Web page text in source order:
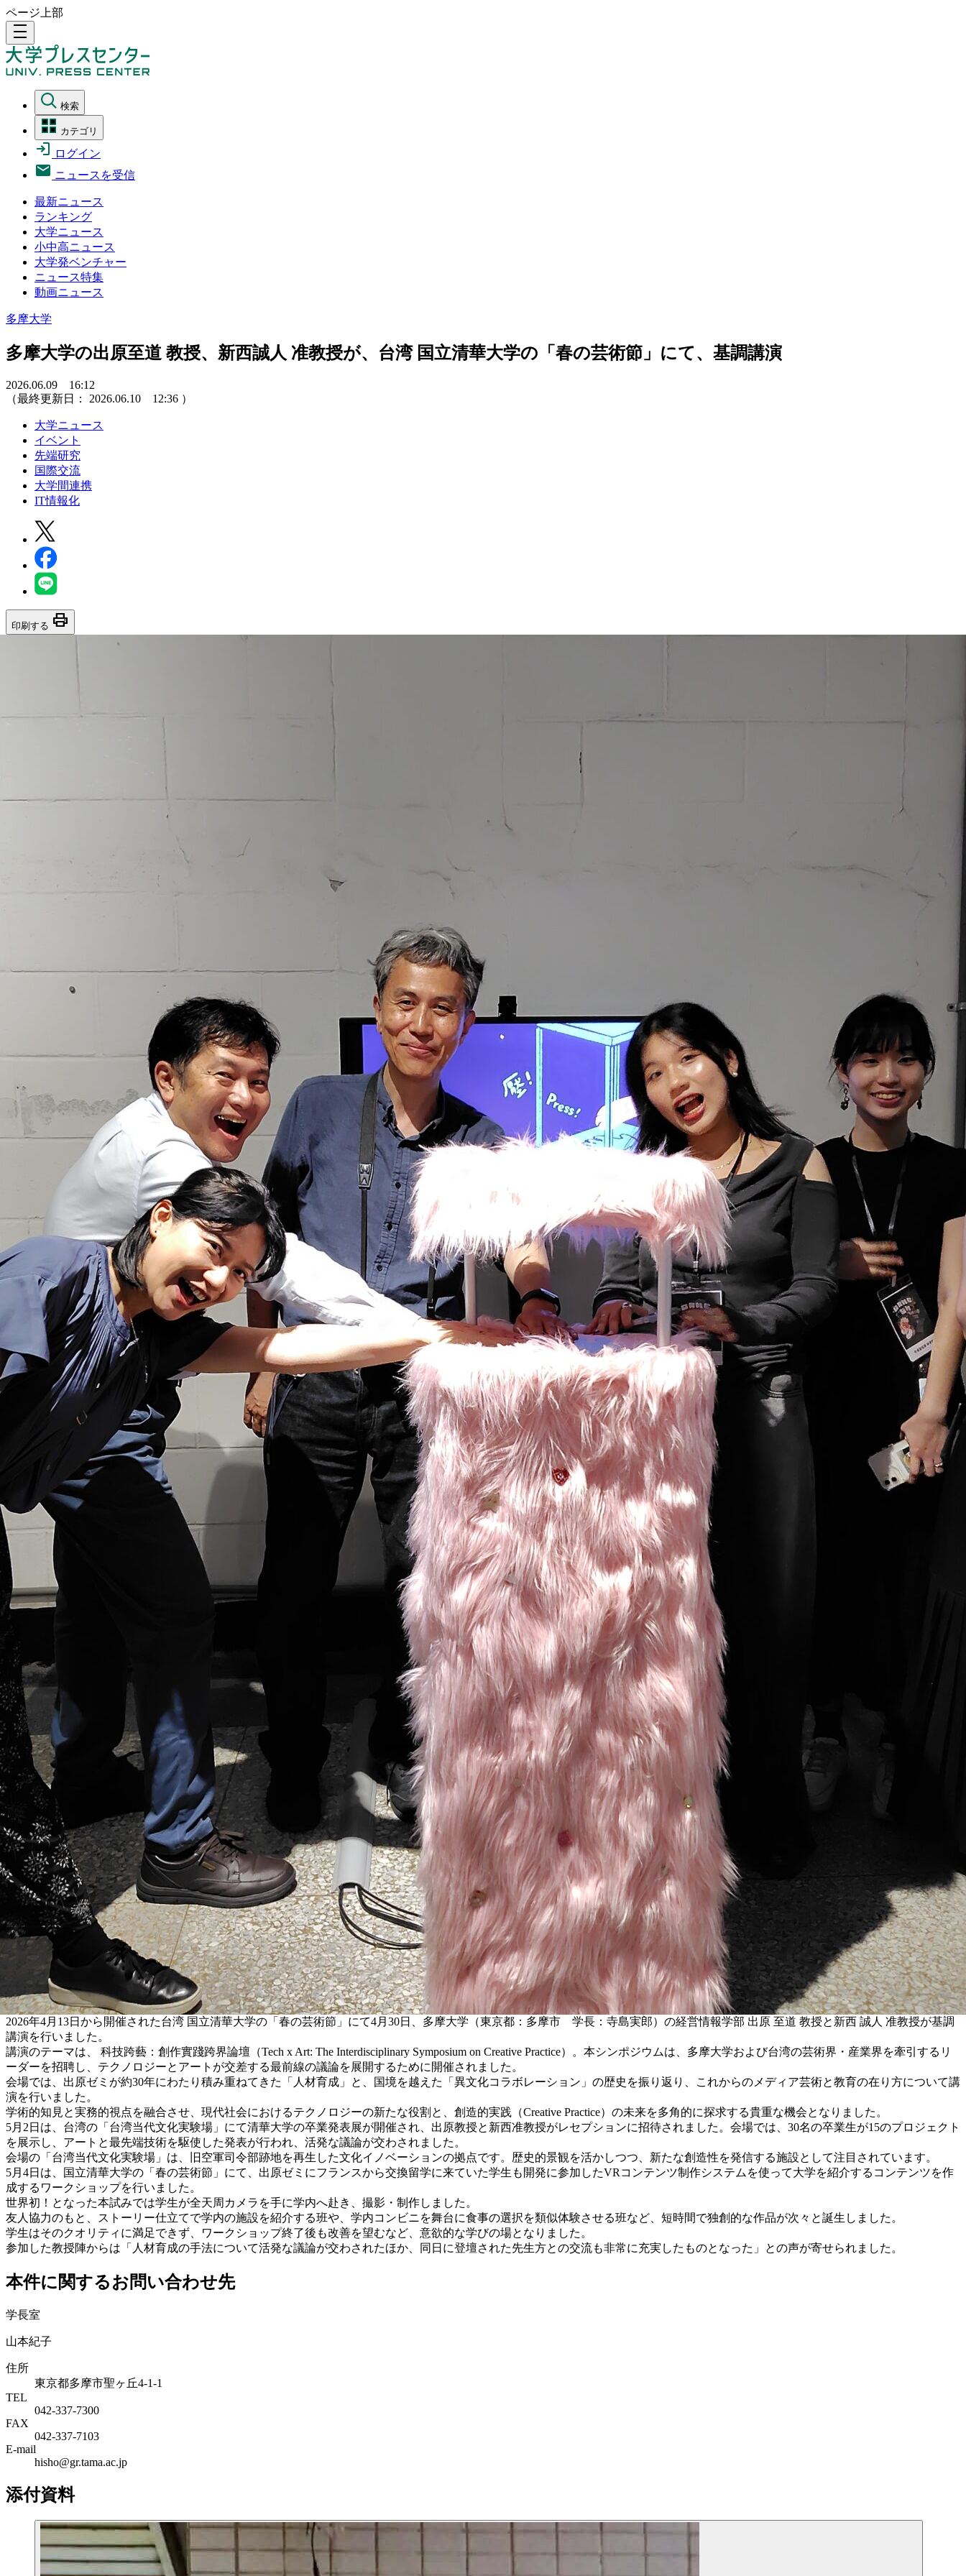
ページ上部
density_medium
検索
カテゴリ
ログイン
ニュースを受信
最新ニュース
ランキング
大学ニュース
小中高ニュース
大学発ベンチャー
ニュース特集
動画ニュース
多摩大学
多摩大学の出原至道 教授、新西誠人 准教授が、台湾 国立清華大学の「春の芸術節」にて、基調講演
2026.06.09 16:12
（最終更新日： 2026.06.10 12:36 ）
大学ニュース
イベント
先端研究
国際交流
大学間連携
IT情報化
印刷する print
2026年4月13日から開催された台湾 国立清華大学の「春の芸術節」にて4月30日、多摩大学（東京都：多摩市 学長：寺島実郎）の経営情報学部 出原 至道 教授と新西 誠人 准教授が基調
講演を行いました。
講演のテーマは、 科技跨藝：創作實踐跨界論壇（Tech x Art: The Interdisciplinary Symposium on Creative Practice）。本シンポジウムは、多摩大学および台湾の芸術界・産業界を牽引するリ
ーダーを招聘し、テクノロジーとアートが交差する最前線の議論を展開するために開催されました。
会場では、出原ゼミが約30年にわたり積み重ねてきた「人材育成」と、国境を越えた「異文化コラボレーション」の歴史を振り返り、これからのメディア芸術と教育の在り方について講
演を行いました。
学術的知見と実務的視点を融合させ、現代社会におけるテクノロジーの新たな役割と、創造的実践（Creative Practice）の未来を多角的に探求する貴重な機会となりました。
5月2日は、台湾の「台湾当代文化実験場」にて清華大学の卒業発表展が開催され、出原教授と新西准教授がレセプションに招待されました。会場では、30名の卒業生が15のプロジェクト
を展示し、アートと最先端技術を駆使した発表が行われ、活発な議論が交わされました。
会場の「台湾当代文化実験場」は、旧空軍司令部跡地を再生した文化イノベーションの拠点です。歴史的景観を活かしつつ、新たな創造性を発信する施設として注目されています。
5月4日は、国立清華大学の「春の芸術節」にて、出原ゼミにフランスから交換留学に来ていた学生も開発に参加したVRコンテンツ制作システムを使って大学を紹介するコンテンツを作
成するワークショップを行いました。
世界初！となった本試みでは学生が全天周カメラを手に学内へ赴き、撮影・制作しました。
友人協力のもと、ストーリー仕立てで学内の施設を紹介する班や、学内コンビニを舞台に食事の選択を類似体験させる班など、短時間で独創的な作品が次々と誕生しました。
学生はそのクオリティに満足できず、ワークショップ終了後も改善を望むなど、意欲的な学びの場となりました。
参加した教授陣からは「人材育成の手法について活発な議論が交わされたほか、同日に登壇された先生方との交流も非常に充実したものとなった」との声が寄せられました。
本件に関するお問い合わせ先
学長室
山本紀子
住所
東京都多摩市聖ヶ丘4-1-1
TEL
042-337-7300
FAX
042-337-7103
E-mail
hisho@gr.tama.ac.jp
添付資料